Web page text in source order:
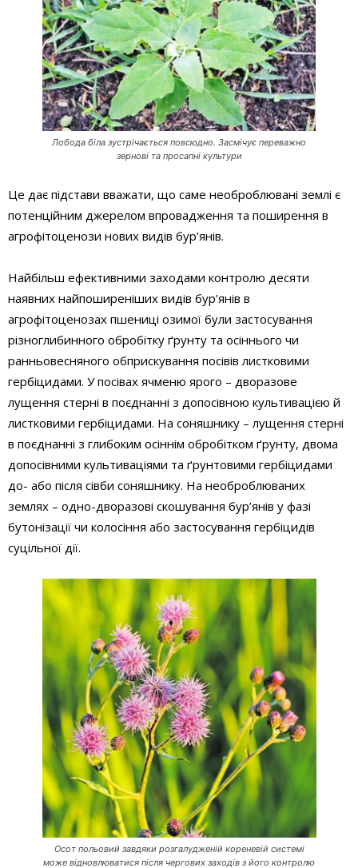
Лобода біла зустрічається повсюдно. Засмічує переважно
зернові та просапні культури
Це дає підстави вважати, що саме необроблювані землі є
потенційним джерелом впровадження та поширення в
агрофітоценози нових видів бур’янів.
Найбільш ефективними заходами контролю десяти
наявних найпоширеніших видів бур’янів в
агрофітоценозах пшениці озимої були застосування
різноглибинного обробітку ґрунту та осіннього чи
ранньовесняного обприскування посівів листковими
гербіцидами. У посівах ячменю ярого – дворазове
лущення стерні в поєднанні з допосівною культивацією й
листковими гербіцидами. На соняшнику – лущення стерні
в поєднанні з глибоким осіннім обробітком ґрунту, двома
допосівними культиваціями та ґрунтовими гербіцидами
до- або після сівби соняшнику. На необроблюваних
землях – одно-дворазові скошування бур’янів у фазі
бутонізації чи колосіння або застосування гербіцидів
суцільної дії.
Осот польовий завдяки розгалудженій кореневій системі
може відновлюватися після чергових заходів з його контролю